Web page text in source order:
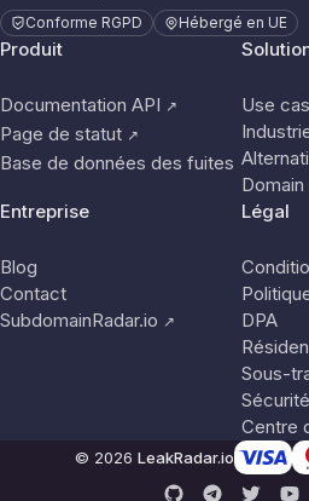
Conforme RGPD Hébergé en UE
Produit
Documentation API ↗
Page de statut ↗
Base de données des fuites
Use
Entreprise
Blog
Contact
SubdomainRadar.io ↗
Légal
DPA
Sous-
Sécurité
Centre
© 2026 LeakRadar.io